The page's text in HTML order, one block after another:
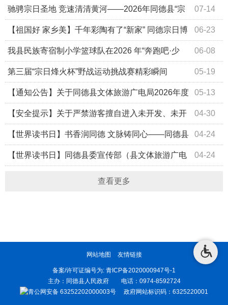
标赛女子半程马拉松竞走银牌 07-14
驰骋宗日圣地 竞速清清黄河——2026年同德县“宗
日文化杯”高原越野挑战赛圆满举办激活全域消费 06-23
【祖国好 家乡美】千年彩陶有了“新家” 同德宗日博
物馆八月迎客 06-08
我县民族寄宿制小学篮球队在2026 年“奔跑吧·少
年”儿童青少年主题健身活动暨 2026 年青海省 U 系列篮球
精英赛U13 男子组比赛中获得季军
05-19
第三届“宗日烽火杯”野战运动挑战赛精彩瞬间
05-13
【通知公告】关于同德县文体旅游广电局2026年度
校园引才的通知 04-30
【安全提示】关于严禁游客擅自进入未开发、未开
放区域开展探险、穿越、攀登等旅游活动的通告 04-24
【世界读书日】书香润同德 文脉铸同心——同德县
举办“书香同德”系列文明实践活动 04-24
【世界读书日】同德县委宣传部（县文体旅游广电
局）开展“扫黄打非护成长 绿书签行动进校园”主题宣传活动
查看更多
网站地图 友情链接
备案/许可证编号为: 青ICP备2020000947号-1
主办：同德县人民政府 电话：0974-8592724
青公网安备 63252202000003号 政府网站标识码：6325220001